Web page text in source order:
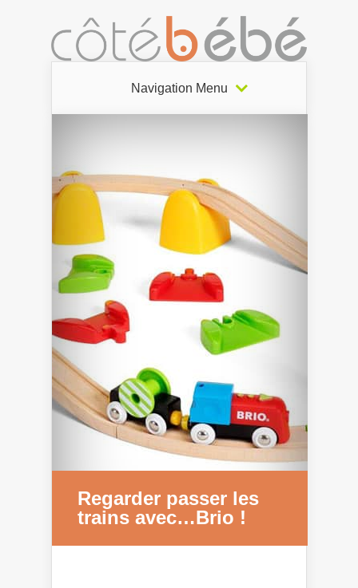
Navigation Menu
Regarder passer les
trains avec…Brio !